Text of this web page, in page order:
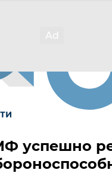
успешно